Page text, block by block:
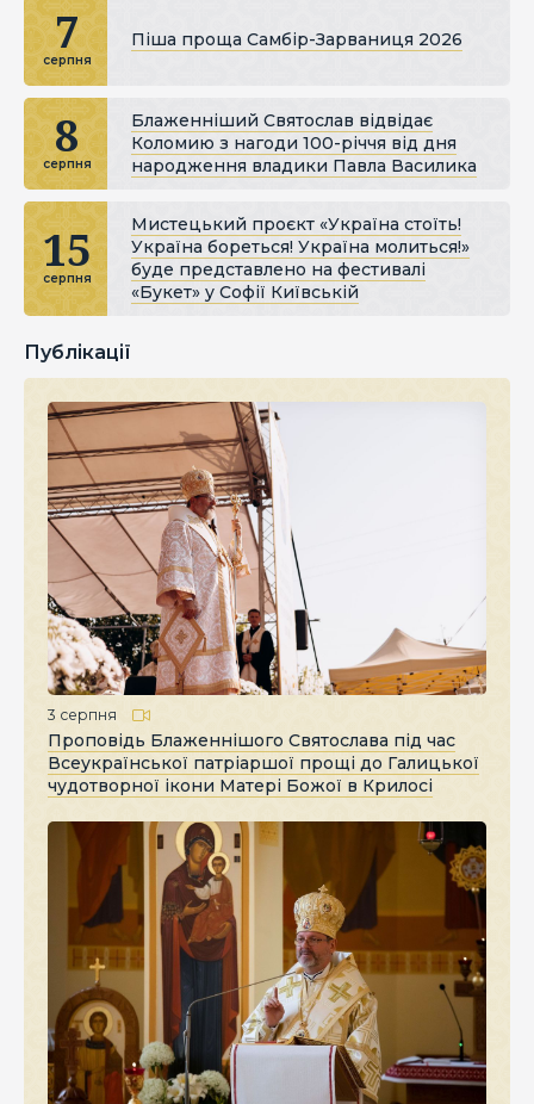
7
серпня
Піша проща Самбір-Зарваниця 2026
8
серпня
Блаженніший Святослав відвідає
Коломию з нагоди 100-річчя від дня
народження владики Павла Василика
15
серпня
Мистецький проєкт «Україна стоїть!
Україна бореться! Україна молиться!»
буде представлено на фестивалі
«Букет» у Софії Київській
Публікації
3 серпня
Проповідь Блаженнішого Святослава під час
Всеукраїнської патріаршої прощі до Галицької
чудотворної ікони Матері Божої в Крилосі